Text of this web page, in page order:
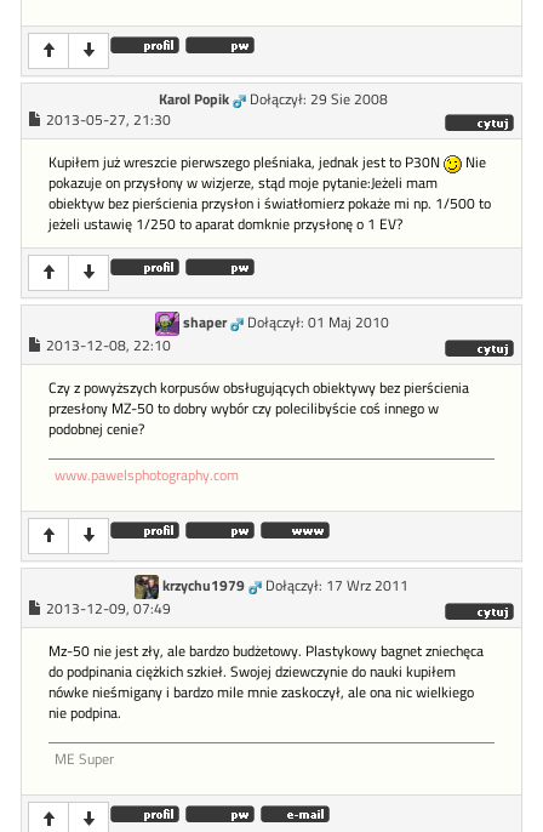
Karol Popik
Dołączył: 29 Sie 2008
2013-05-27, 21:30
Kupiłem już wreszcie pierwszego pleśniaka, jednak jest to P30N
Nie
pokazuje on przysłony w wizjerze, stąd moje pytanie:Jeżeli mam
obiektyw bez pierścienia przysłon i światłomierz pokaże mi np. 1/500 to
jeżeli ustawię 1/250 to aparat domknie przysłonę o 1 EV?
shaper
Dołączył: 01 Maj 2010
2013-12-08, 22:10
Czy z powyższych korpusów obsługujących obiektywy bez pierścienia
przesłony MZ-50 to dobry wybór czy polecilibyście coś innego w
podobnej cenie?
www.pawelsphotography.com
krzychu1979
Dołączył: 17 Wrz 2011
2013-12-09, 07:49
Mz-50 nie jest zły, ale bardzo budżetowy. Plastykowy bagnet zniechęca
do podpinania ciężkich szkieł. Swojej dziewczynie do nauki kupiłem
nówke nieśmigany i bardzo mile mnie zaskoczył, ale ona nic wielkiego
nie podpina.
ME Super